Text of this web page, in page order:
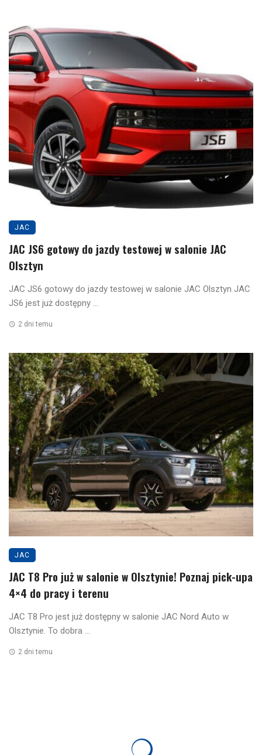
JAC
JAC JS6 gotowy do jazdy testowej w salonie JAC
Olsztyn
JAC JS6 gotowy do jazdy testowej w salonie JAC Olsztyn JAC
JS6 jest już dostępny ...
2 dni temu
JAC
JAC T8 Pro już w salonie w Olsztynie! Poznaj pick-upa
4×4 do pracy i terenu
JAC T8 Pro jest już dostępny w salonie JAC Nord Auto w
Olsztynie. To dobra ...
2 dni temu